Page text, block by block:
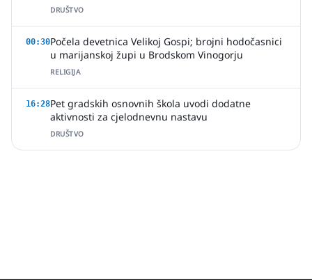
DRUŠTVO
00:30Počela devetnica Velikoj Gospi; brojni hodočasnici
u marijanskoj župi u Brodskom Vinogorju
RELIGIJA
16:28Pet gradskih osnovnih škola uvodi dodatne
aktivnosti za cjelodnevnu nastavu
DRUŠTVO